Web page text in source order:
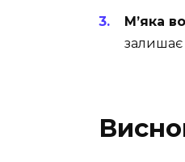
М’яка
залишає